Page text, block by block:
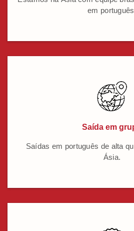
em
Saída em
Saídas em português de alta
Ásia.